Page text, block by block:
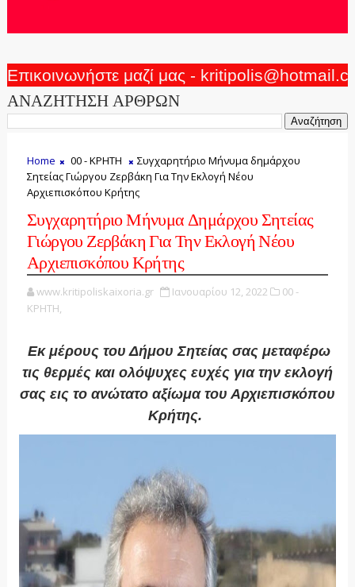
Επικοινωνήστε μαζί μας -
ΑΝΑΖΗΤΗΣΗ ΑΡΘΡΩΝ
Home 00 - ΚΡΗΤΗ
Συγχαρητήριο Μήνυμα δημάρχου
Σητείας Γιώργου Ζερβάκη Για Την Εκλογή Νέου
Αρχιεπισκόπου Κρήτης
Συγχαρητήριο Μήνυμα Δημάρχου Σητείας
Γιώργου Ζερβάκη Για Την Εκλογή Νέου
Αρχιεπισκόπου Κρήτης
www.kritipoliskaixoria.gr Ιανουαρίου 12, 2022
00 -
ΚΡΗΤΗ,
Εκ μέρους του Δήμου Σητείας σας μεταφέρω
τις θερμές και ολόψυχες ευχές για την εκλογή
σας εις το ανώτατο αξίωμα του Αρχιεπισκόπου
Κρήτης.